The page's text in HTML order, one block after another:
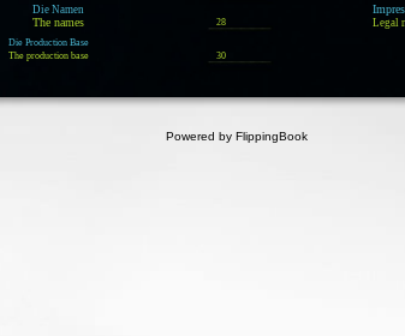
Die Namen
The names
28
Die Production Base
The production base
30
Legal
Powered by FlippingBook